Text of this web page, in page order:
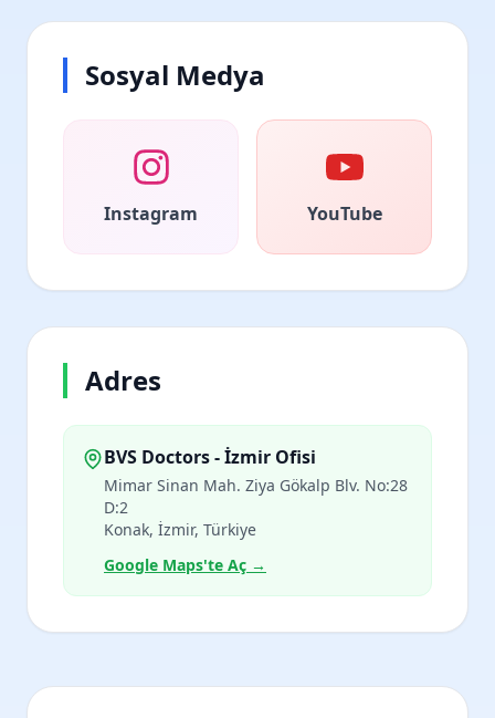
Sosyal Medya
Instagram YouTube
Adres
BVS Doctors - İzmir Ofisi
Mimar Sinan Mah. Ziya Gökalp Blv. No:28
D:2
Konak, İzmir, Türkiye
Google Maps'te Aç →